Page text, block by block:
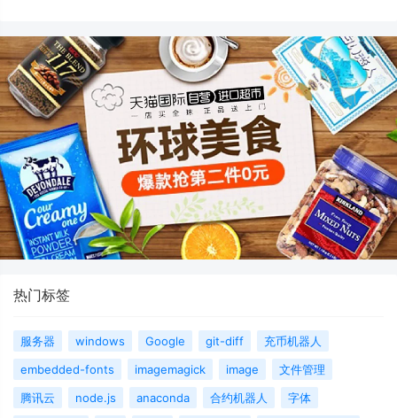
热门标签
服务器 windows Google git-diff
充币机器人
embedded-fonts
imagemagick image
文件管理
腾讯云
node.js anaconda 合约机器人
字体